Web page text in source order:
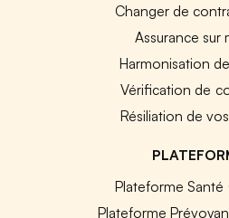
Changer de
Assurance sur
Harmonisation
Vérification de
Résiliation de
Plateforme Santé
Plateforme